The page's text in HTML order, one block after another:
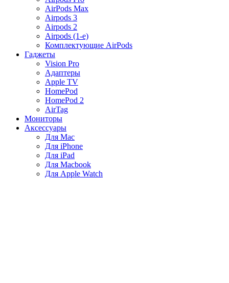
AirPods Max
Airpods 3
Airpods 2
Airpods (1-е)
Комплектующие AirPods
Гаджеты
Vision Pro
Адаптеры
Apple TV
HomePod
HomePod 2
AirTag
Мониторы
Аксессуары
Для Mac
Для iPhone
Для iPad
Для Macbook
Для Apple Watch